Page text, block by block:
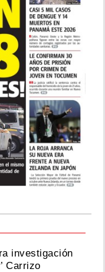
investigación
Carrizo